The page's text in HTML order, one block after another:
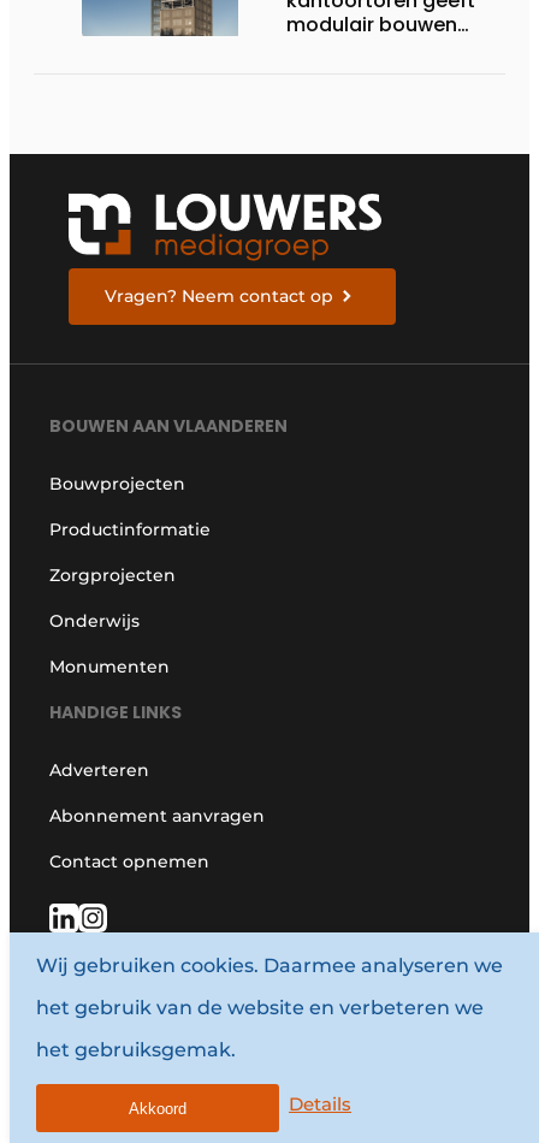
modulair bouwen
Vragen? Neem contact op
BOUWEN AAN VLAANDEREN
Bouwprojecten
Productinformatie
Zorgprojecten
Onderwijs
Monumenten
HANDIGE LINKS
Adverteren
Abonnement aanvragen
Contact opnemen
KANTOOR NEDERLAND
6002 ED Weert
Wij gebruiken cookies. Daarmee analyseren we
het gebruik van de website en verbeteren we
het gebruiksgemak.
Details
Akkoord